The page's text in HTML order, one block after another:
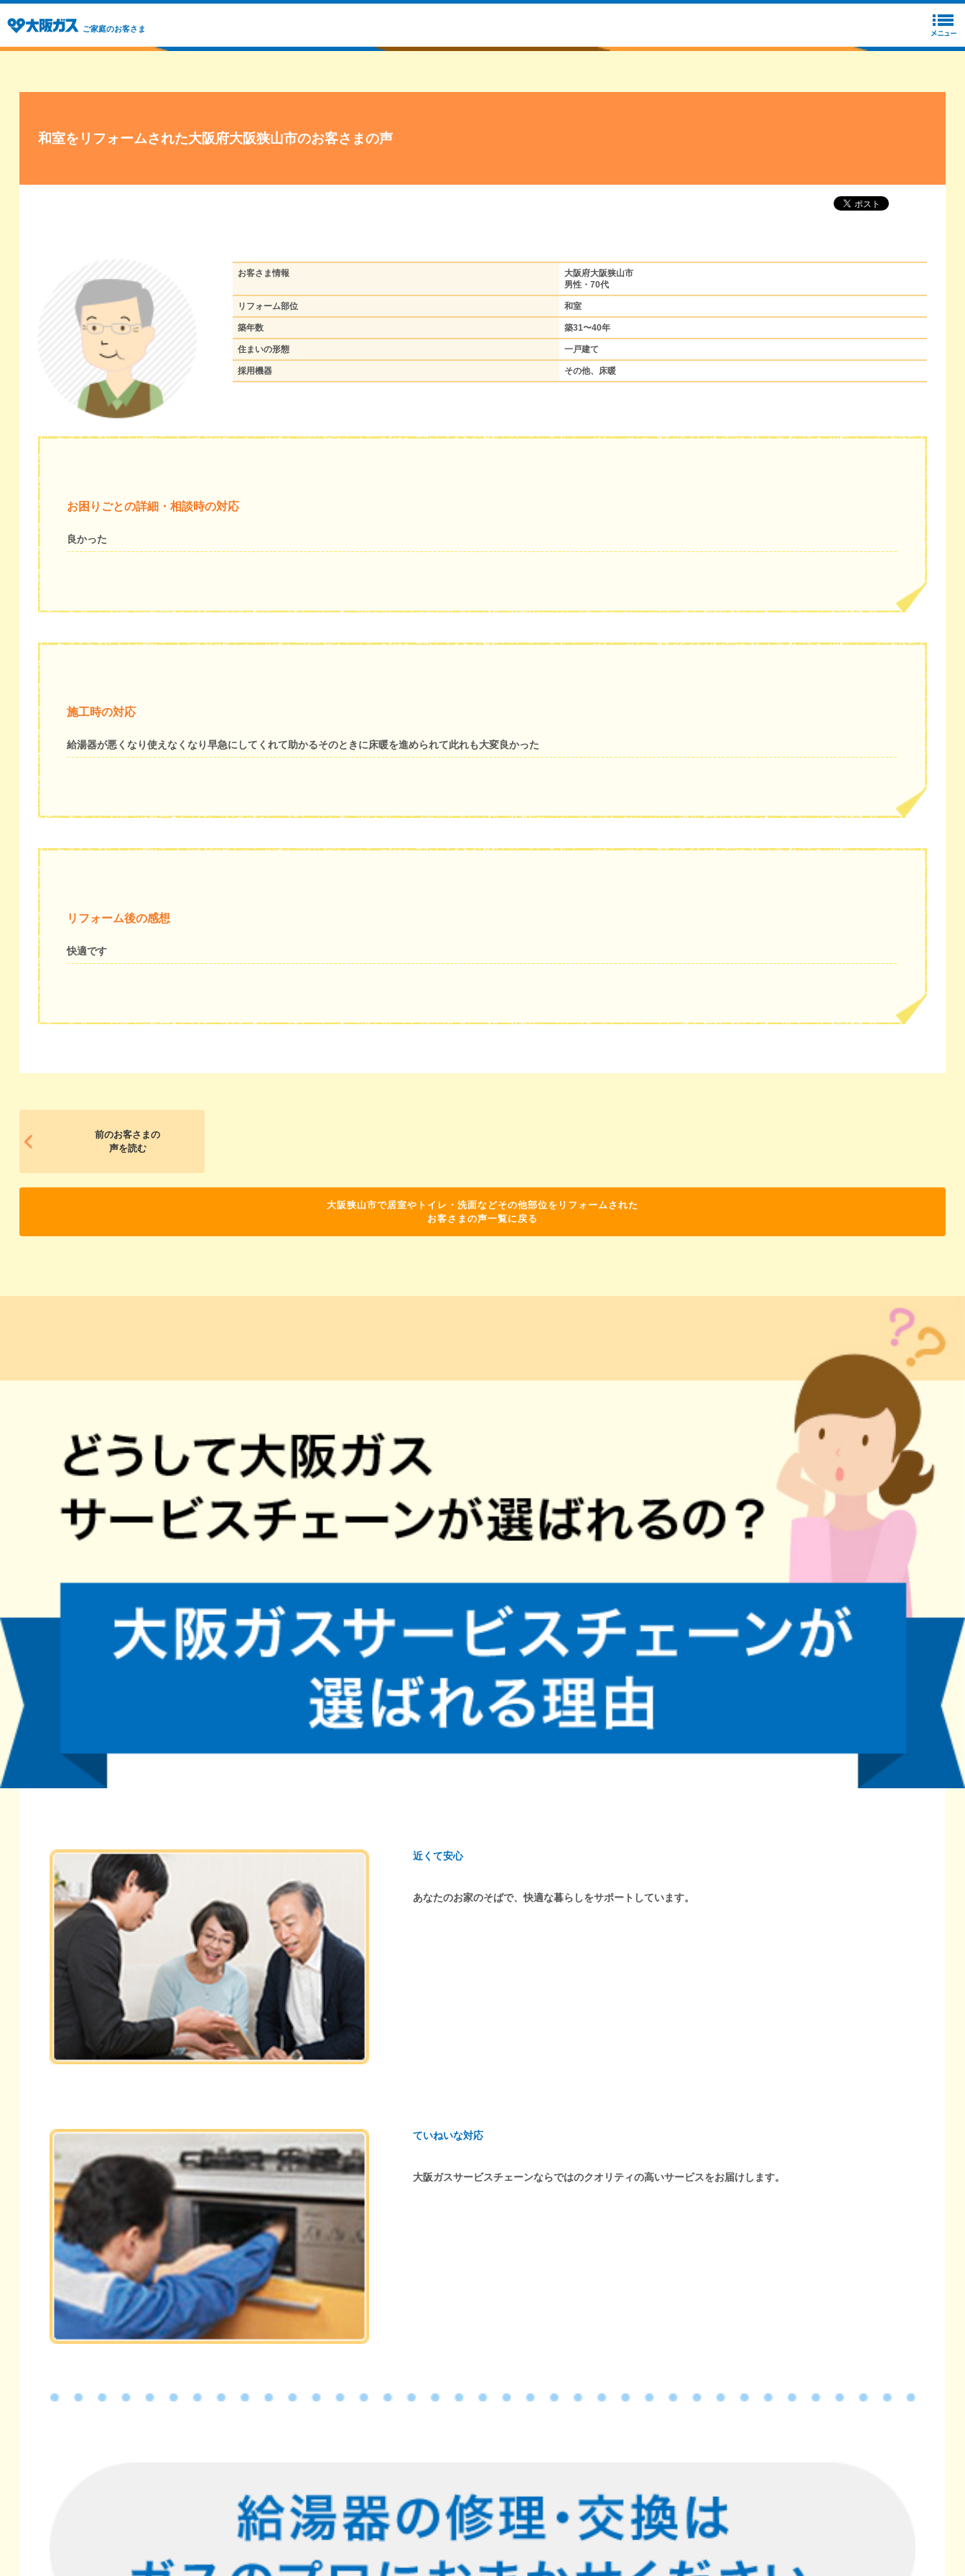
ご家庭のお客さま
和室をリフォームされた大阪府大阪狭山市のお客さまの声
お客さま情報
大阪府大阪狭山市
男性・70代
リフォーム部位 和室
築年数 築31〜40年
住まいの形態 一戸建て
採用機器 その他、床暖
お困りごとの詳細・相談時の対応
良かった
施工時の対応
給湯器が悪くなり使えなくなり早急にしてくれて助かるそのときに床暖を進められて此れも大変良かった
リフォーム後の感想
快適です
前のお客さまの
声を読む
大阪狭山市で居室やトイレ・洗面などその他部位をリフォームされた
お客さまの声一覧に戻る
近くて安心
あなたのお家のそばで、快適な暮らしをサポートしています。
ていねいな対応
大阪ガスサービスチェーンならではのクオリティの高いサービスをお届けします。